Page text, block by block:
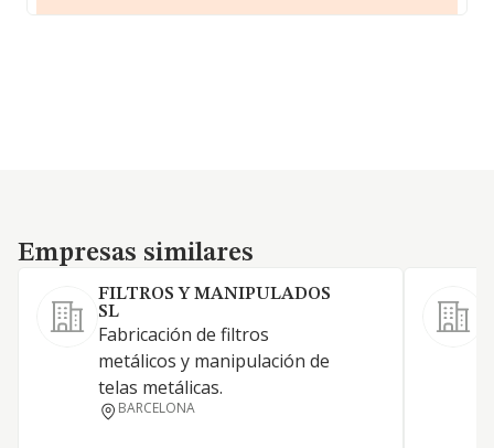
Empresas similares
Empresas similares
FILTROS Y MANIPULADOS
SL
Fabricación de filtros
metálicos y manipulación de
telas metálicas.
BARCELONA